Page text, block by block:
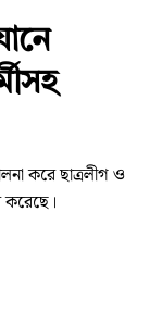
করে ছাত্রলীগ ও
করেছে।